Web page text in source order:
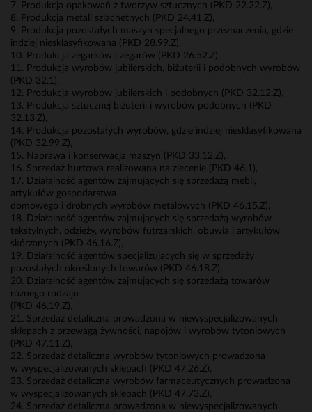
7. Produkcja opakowań z tworzyw sztucznych (PKD 22.22.Z),
8. Produkcja metali szlachetnych (PKD 24.41.Z),
9. Produkcja pozostałych maszyn specjalnego przeznaczenia, gdzie
indziej niesklasyfikowana (PKD 28.99.Z),
10. Produkcja zegarków i zegarów (PKD 26.52.Z),
11. Produkcja wyrobów jubilerskich, biżuterii i podobnych wyrobów
(PKD 32.1),
12. Produkcja wyrobów jubilerskich i podobnych (PKD 32.12.Z),
13. Produkcja sztucznej biżuterii i wyrobów podobnych (PKD
32.13.Z),
14. Produkcja pozostałych wyrobów, gdzie indziej niesklasyfikowana
(PKD 32.99.Z),
15. Naprawa i konserwacja maszyn (PKD 33.12.Z),
16. Sprzedaż hurtowa realizowana na zlecenie (PKD 46.1),
17. Działalność agentów zajmujących się sprzedażą mebli,
artykułów gospodarstwa
domowego i drobnych wyrobów metalowych (PKD 46.15.Z),
18. Działalność agentów zajmujących się sprzedażą wyrobów
tekstylnych, odzieży, wyrobów futrzarskich, obuwia i artykułów
skórzanych (PKD 46.16.Z),
19. Działalność agentów specjalizujących się w sprzedaży
pozostałych określonych towarów (PKD 46.18.Z),
20. Działalność agentów zajmujących się sprzedażą towarów
różnego rodzaju
(PKD 46.19.Z),
21. Sprzedaż detaliczna prowadzona w niewyspecjalizowanych
sklepach z przewagą żywności, napojów i wyrobów tytoniowych
(PKD 47.11.Z),
22. Sprzedaż detaliczna wyrobów tytoniowych prowadzona
w wyspecjalizowanych sklepach (PKD 47.26.Z),
23. Sprzedaż detaliczna wyrobów farmaceutycznych prowadzona
w wyspecjalizowanych sklepach (PKD 47.73.Z),
24. Sprzedaż detaliczna prowadzona w niewyspecjalizowanych